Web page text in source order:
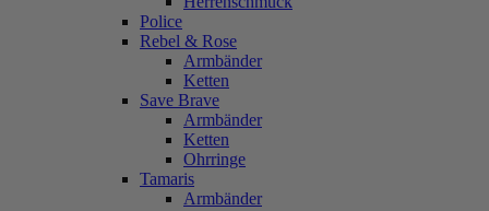
Police
Rebel & Rose
Armbänder
Ketten
Save Brave
Armbänder
Ketten
Ohrringe
Tamaris
Armbänder